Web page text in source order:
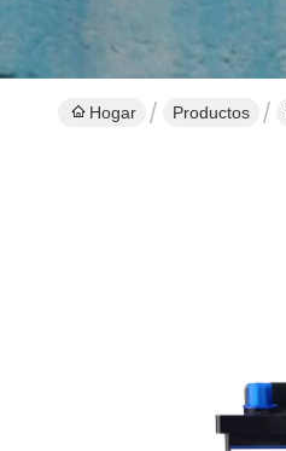
Hogar Productos